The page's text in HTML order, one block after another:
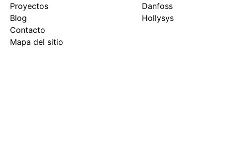
Proyectos
Blog
Contacto
Mapa del sitio
Danfoss
Hollysys